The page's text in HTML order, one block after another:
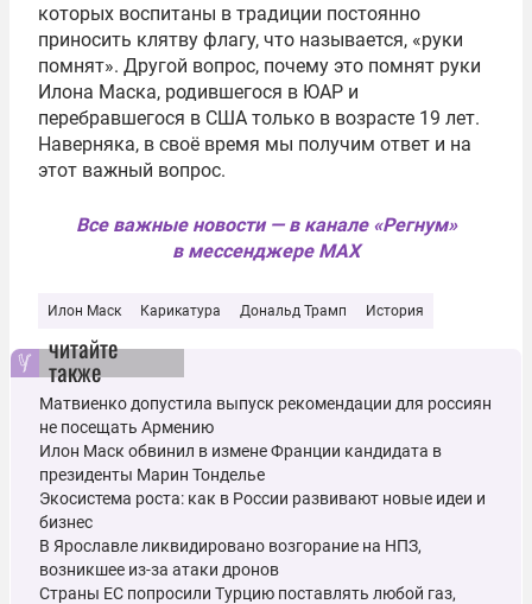
которых воспитаны в традиции постоянно
приносить клятву флагу, что называется, «руки
помнят». Другой вопрос, почему это помнят руки
Илона Маска, родившегося в ЮАР и
перебравшегося в США только в возрасте 19 лет.
Наверняка, в своё время мы получим ответ и на
этот важный вопрос.
Все важные новости — в канале «Регнум»
в мессенджере MAX
Илон Маск Карикатура Дональд Трамп История
читайте
также
Матвиенко допустила выпуск рекомендации для россиян
не посещать Армению
Илон Маск обвинил в измене Франции кандидата в
президенты Марин Тонделье
Экосистема роста: как в России развивают новые идеи и
бизнес
В Ярославле ликвидировано возгорание на НПЗ,
возникшее из-за атаки дронов
Страны ЕС попросили Турцию поставлять любой газ,